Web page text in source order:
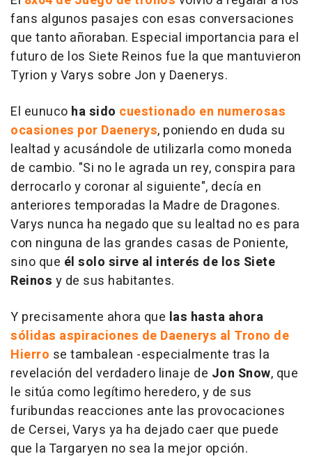
fans algunos pasajes con esas conversaciones
que tanto añoraban. Especial importancia para el
futuro de los Siete Reinos fue la que mantuvieron
Tyrion y Varys sobre Jon y Daenerys.
El eunuco ha sido cuestionado en numerosas
ocasiones por Daenerys, poniendo en duda su
lealtad y acusándole de utilizarla como moneda
de cambio. "Si no le agrada un rey, conspira para
derrocarlo y coronar al siguiente", decía en
anteriores temporadas la Madre de Dragones.
Varys nunca ha negado que su lealtad no es para
con ninguna de las grandes casas de Poniente,
sino que él solo sirve al interés de los Siete
Reinos y de sus habitantes.
Y precisamente ahora que las hasta ahora
sólidas aspiraciones de Daenerys al Trono de
Hierro se tambalean -especialmente tras la
revelación del verdadero linaje de Jon Snow, que
le sitúa como legítimo heredero, y de sus
furibundas reacciones ante las provocaciones
de Cersei, Varys ya ha dejado caer que puede
que la Targaryen no sea la mejor opción.